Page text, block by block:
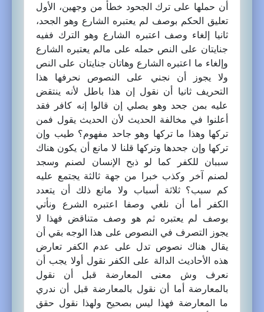
أن حملها على ترك الجحود خطأ من وجهين، الأول
تعليق الحكم بوصف لم يعتبره الشارع وهو الجحد،
ثانيا إلغاء وصف اعتبره الشارع وهو الترك ففيه
جنايتان على النص حمله على مالم يعتبره الشارع
وإلغاء ما اعتبره الشارع وهاتان جنايتان على النص
ولا يجوز أن نجني على النصوص نحرفها هذا
التحريف ثانيا أن نقول إن هذا باطل لأنه ينتقض
عليه بمن جحد وهو يصلي إن قالوا إنه كافر فقد
أعلنوا في مخالفة الحديث لأن الحديث يقول فمن
تركها وهذا ما تركها وهو جاحد مفهوم؟ طيب وإن
تركها وإن جحدها وتركها قلنا لا مانع أن يكون هناك
سببان للكفر كما لو ذبح الإنسان لصنم وسجد
لصنم آخر وكذب خبرا من جهة ثالثة يجتمع عليه
كم سبب؟ ثلاثة أسباب ولا مانع ذلك أن يتعدد
الكفر أما أن نلغي وصفا اعتبره الشرع ونأتي
بوصف لم يعتبره ثم هو وصف متناقض فهذا لا
يجوز التصرف في النصوص على هذا الوجه بقي أن
يقال هناك نصوص تدل على عدم الكفر تعارض
هذه الأحاديث الدالة على الكفر نقول أولا يجب أن
نعرف وش معنى المعارضة قبل أن نقول
بالمعارضة أما أن نقول بالمعارضة قبل أن ندري
ما المعارضة فهذا ليس بصحيح ولهذا نقول حقق